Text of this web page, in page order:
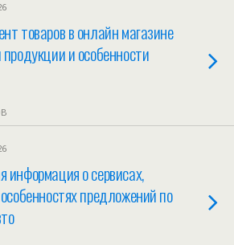
товаров в онлайн магазине
продукции и особенности
информация о сервисах,
предложений по